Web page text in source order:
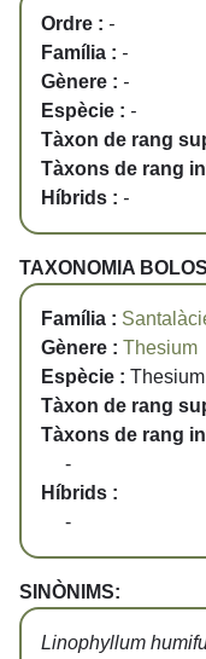
Ordre : -
Família : -
Gènere : -
Espècie : -
Tàxon de rang
Tàxons de rang
Híbrids : -
TAXONOMIA
Família :
Gènere : Thesium
Espècie :
Tàxon de rang
Tàxons de rang
-
Híbrids :
-
SINÒNIMS:
Linophyllum